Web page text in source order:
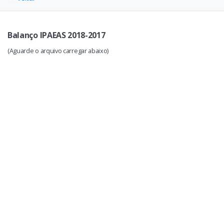
Balanço IPAEAS 2018-2017
(Aguarde o arquivo carregar abaixo)